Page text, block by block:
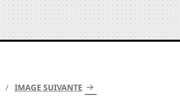
IMAGE SUIVANTE